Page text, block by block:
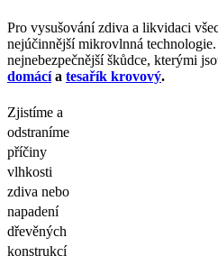
Pro vysušování zdiva a likvidaci
nejúčinnější mikrovlnná
nejnebezpečnější škůdce, kterými
domácía tesařík krovový.
Zjistíme a
odstraníme
příčiny
vlhkosti
zdiva nebo
napadení
dřevěných
konstrukcí